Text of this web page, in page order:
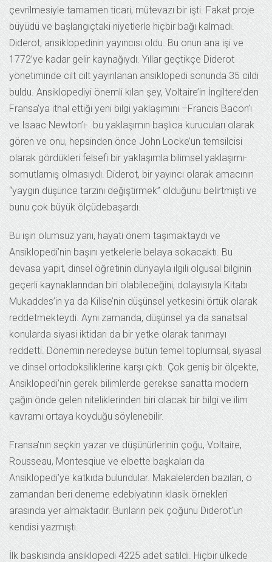
çevrilmesiyle tamamen ticari, mütevazı bir işti. Fakat proje
büyüdü ve başlangıçtaki niyetlerle hiçbir bağı kalmadı.
Diderot, ansiklopedinin yayıncısı oldu. Bu onun ana işi ve
1772’ye kadar gelir kaynağıydı. Yıllar geçtikçe Diderot
yönetiminde cilt cilt yayınlanan ansiklopedi sonunda 35 cildi
buldu. Ansiklopediyi önemli kılan şey, Voltaire’in İngiltere’den
Fransa’ya ithal ettiği yeni bilgi yaklaşımını –Francis Bacon’ı
ve Isaac Newton’ı- bu yaklaşımın başlıca kurucuları olarak
gören ve onu, hepsinden önce John Locke’un temsilcisi
olarak gördükleri felsefi bir yaklaşımla bilimsel yaklaşımı-
somutlamış olmasıydı. Diderot, bir yayıncı olarak amacının
“yaygın düşünce tarzını değiştirmek” olduğunu belirtmişti ve
bunu çok büyük ölçüdebaşardı.
Bu işin olumsuz yanı, hayati önem taşımaktaydı ve
Ansiklopedi’nin başını yetkelerle belaya sokacaktı. Bu
devasa yapıt, dinsel öğretinin dünyayla ilgili olgusal bilginin
geçerli kaynaklarından biri olabileceğini, dolayısıyla Kitabı
Mukaddes’in ya da Kilise’nin düşünsel yetkesini örtük olarak
reddetmekteydi. Aynı zamanda, düşünsel ya da sanatsal
konularda siyasi iktidarı da bir yetke olarak tanımayı
reddetti. Dönemin neredeyse bütün temel toplumsal, siyasal
ve dinsel ortodoksiliklerine karşı çıktı. Çok geniş bir ölçekte,
Ansiklopedi’nin gerek bilimlerde gerekse sanatta modern
çağın önde gelen niteliklerinden biri olacak bir bilgi ve ilim
kavramı ortaya koyduğu söylenebilir.
Fransa’nın seçkin yazar ve düşünürlerinin çoğu, Voltaire,
Rousseau, Montesqiue ve elbette başkaları da
Ansiklopedi’ye katkıda bulundular. Makalelerden bazıları, o
zamandan beri deneme edebiyatının klasik örnekleri
arasında yer almaktadır. Bunların pek çoğunu Diderot’un
kendisi yazmıştı.
İlk baskısında ansiklopedi 4225 adet satıldı. Hiçbir ülkede